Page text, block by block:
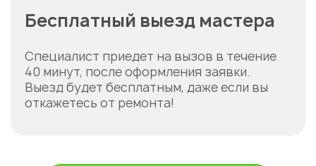
Бесплатный выезд мастера
Специалист приедет на вызов в течение
40 минут, после оформления заявки.
Выезд будет бесплатным, даже если вы
откажетесь от ремонта!